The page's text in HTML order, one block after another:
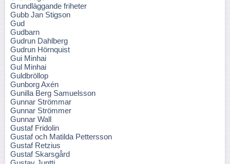
Grundläggande friheter
Gubb Jan Stigson
Gud
Gudbarn
Gudrun Dahlberg
Gudrun Hörnquist
Gui Minhai
Gul Minhai
Guldbröllop
Gunborg Axén
Gunilla Berg Samuelsson
Gunnar Strömmar
Gunnar Strömmer
Gunnar Wall
Gustaf Fridolin
Gustaf och Matilda Pettersson
Gustaf Retzius
Gustaf Skarsgård